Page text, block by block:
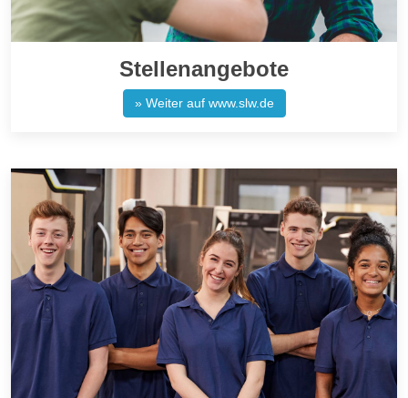
Stellenangebote
» Weiter auf www.slw.de